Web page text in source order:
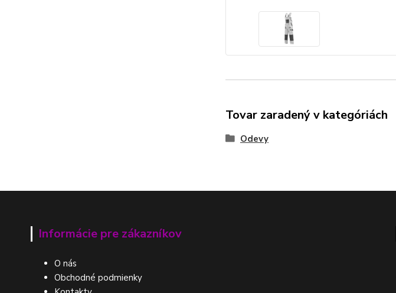
Tovar zaradený v kategóriách
Odevy
Informácie pre zákazníkov
O nás
Obchodné podmienky